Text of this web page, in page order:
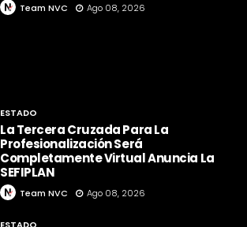
Team NVC Ago 08, 2026
ESTADO
La Tercera Cruzada Para La
Profesionalización Será
Completamente Virtual Anuncia La
SEFIPLAN
Team NVC Ago 08, 2026